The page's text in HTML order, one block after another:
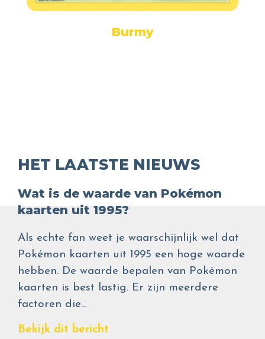
Burmy
HET LAATSTE NIEUWS
Wat is de waarde van Pokémon
kaarten uit 1995?
Als echte fan weet je waarschijnlijk wel dat
Pokémon kaarten uit 1995 een hoge waarde
hebben. De waarde bepalen van Pokémon
kaarten is best lastig. Er zijn meerdere
factoren die…
Bekijk dit bericht